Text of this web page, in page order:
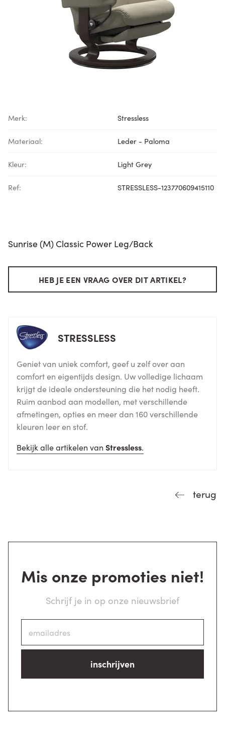
Merk: Stressless
Materiaal: Leder - Paloma
Kleur: Light Grey
Ref: STRESSLESS-123770609415110
Sunrise (M) Classic Power Leg/Back
HEB JE EEN VRAAG OVER DIT ARTIKEL?
STRESSLESS
Geniet van uniek comfort, geef u zelf over aan
comfort en eigentijds design. Uw volledige lichaam
krijgt de ideale ondersteuning die het nodig heeft.
Ruim aanbod aan modellen, met verschillende
afmetingen, opties en meer dan 160 verschillende
kleuren leer en stof.
Bekijk alle artikelen van Stressless.
terug
Mis onze promoties niet!
Schrijf je in op onze nieuwsbrief
inschrijven